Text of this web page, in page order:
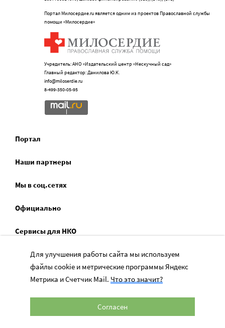
Портал Милосердие.ru является одним из проектов Православной службы
помощи «Милосердие»
Учредитель: АНО «Издательский центр «Нескучный сад»
Главный редактор: Данилова Ю.К.
info@miloserdie.ru
8-499-350-05-95
Портал
Наши партнеры
Мы в соц.сетях
Официально
Сервисы для НКО
Спецпроекты
Социальное служение
Для улучшения работы сайта мы используем
файлы cookie и метрические программы Яндекс
Метрика и Счетчик Mail. Что это значит?
Согласен